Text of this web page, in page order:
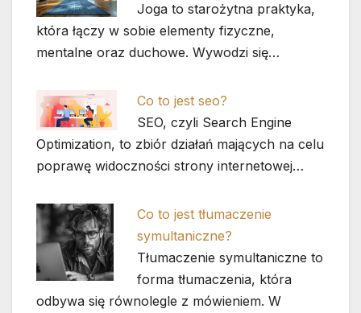
Joga to starożytna praktyka,
która łączy w sobie elementy fizyczne,
mentalne oraz duchowe. Wywodzi się…
Co to jest seo?
SEO, czyli Search Engine
Optimization, to zbiór działań mających na celu
poprawę widoczności strony internetowej…
Co to jest tłumaczenie
symultaniczne?
Tłumaczenie symultaniczne to
forma tłumaczenia, która
odbywa się równolegle z mówieniem. W